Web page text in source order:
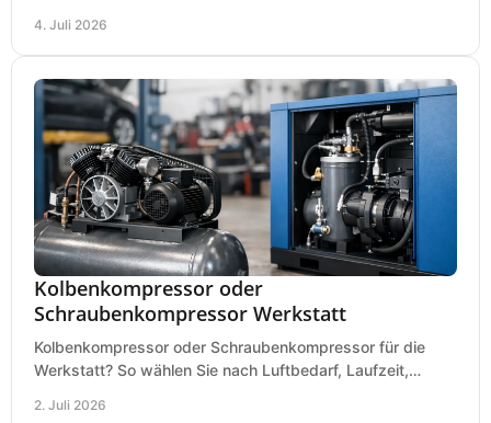
4. Juli 2026
Kolbenkompressor oder
Schraubenkompressor Werkstatt
Kolbenkompressor oder Schraubenkompressor für die
Werkstatt? So wählen Sie nach Luftbedarf, Laufzeit,
2. Juli 2026